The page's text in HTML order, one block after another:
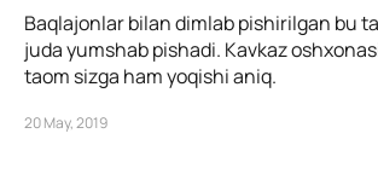
Baqlajonlar bilan dimlab pishirilgan bu
juda yumshab pishadi. Kavkaz
taom sizga ham yoqishi aniq.
20 May, 2019